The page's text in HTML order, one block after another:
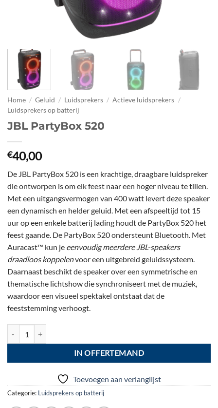
Home / Geluid / Luidsprekers / Actieve luidsprekers /
Luidsprekers op batterij
JBL PartyBox 520
€40,00
De JBL PartyBox 520 is een krachtige, draagbare luidspreker
die ontworpen is om elk feest naar een hoger niveau te tillen.
Met een uitgangsvermogen van 400 watt levert deze speaker
een dynamisch en helder geluid. Met een afspeeltijd tot 15
uur op een enkele batterij lading houdt de PartyBox 520 het
feest gaande. De PartyBox 520 ondersteunt Bluetooth. Met
Auracast™ kun je eenvoudig meerdere JBL-speakers
draadloos koppelenvoor een uitgebreid geluidssysteem.
Daarnaast beschikt de speaker over een symmetrische en
thematische lichtshow die synchroniseert met de muziek,
waardoor een visueel spektakel ontstaat dat de
feeststemming verhoogt.
IN OFFERTEMAND
Toevoegen aan verlanglijst
Categorie: Luidsprekers op batterij